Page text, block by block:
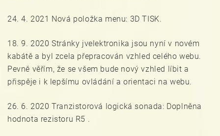
24. 4. 2021 Nová položka menu: 3D TISK.
18. 9. 2020 Stránky jvelektronika jsou nyní v novém
kabátě a byl zcela přepracován vzhled celého webu.
Pevně věřím, že se všem bude nový vzhled líbit a
přispěje i k lepšímu ovládání a orientaci na webu.
26. 6. 2020 Tranzistorová logická sonada: Doplněna
hodnota rezistoru R5 .